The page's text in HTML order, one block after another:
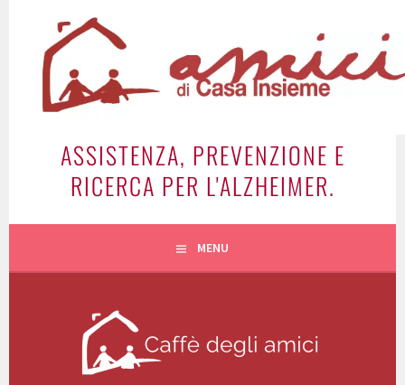
contenuto
ASSISTENZA, PREVENZIONE E
RICERCA PER L'ALZHEIMER.
MENU